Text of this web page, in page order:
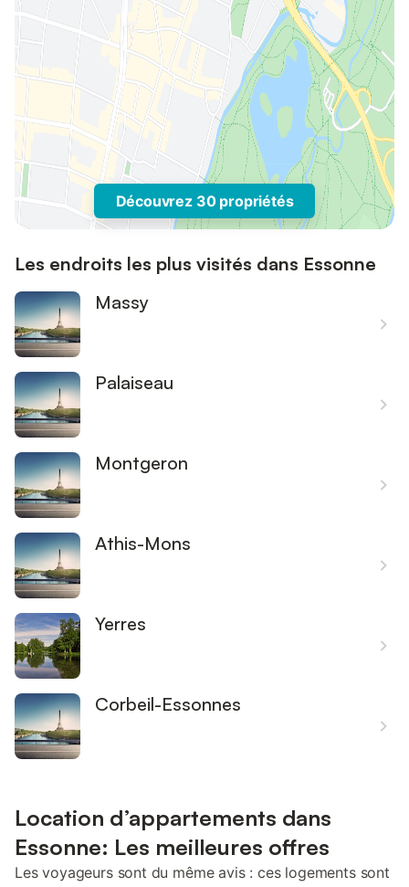
Découvrez 30 propriétés
Les endroits les plus visités dans Essonne
Massy
Palaiseau
Montgeron
Athis-Mons
Yerres
Corbeil-Essonnes
Location d’appartements dans
Essonne: Les meilleures offres
Les voyageurs sont du même avis : ces logements sont